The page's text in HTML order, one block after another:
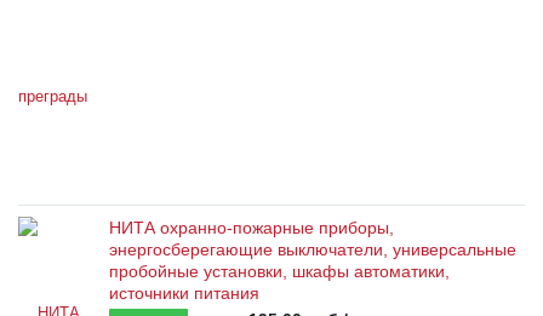
НИТА охранно-пожарные приборы,
энергосберегающие выключатели, универсальные
пробойные установки, шкафы автоматики,
источники питания